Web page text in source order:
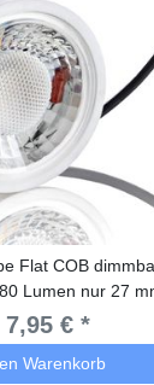
Flat COB
Lumen nur 27
7,95 € *
Warenkorb